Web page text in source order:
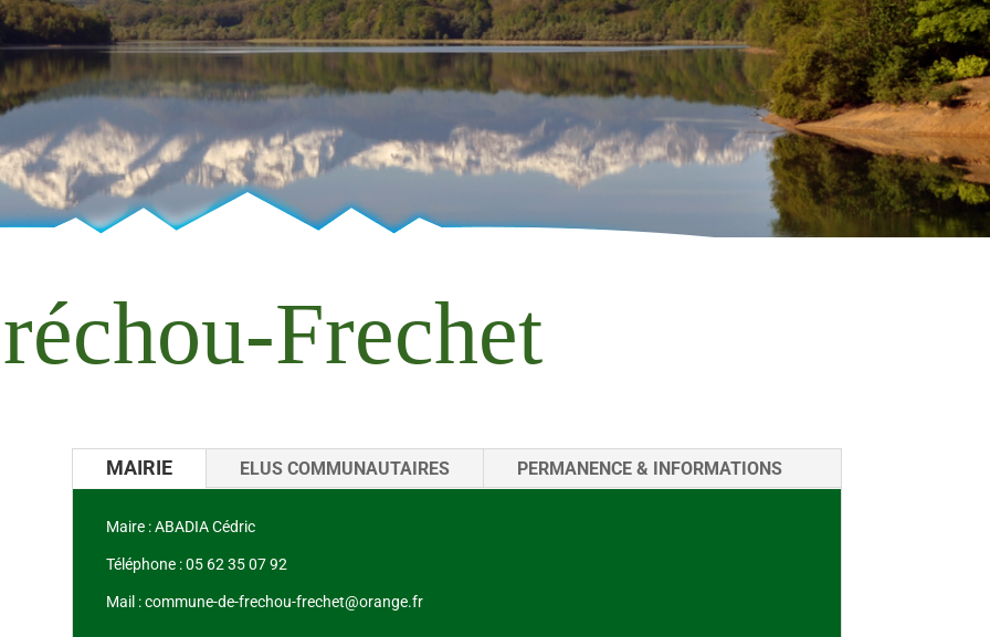
Fréchou-Frechet
Frechet
MAIRIE ELUS COMMUNAUTAIRES PERMANENCE & INFORMATIONS
Maire : ABADIA Cédric
Téléphone : 05 62 35 07 92
Mail : commune-de-frechou-frechet@orange.fr